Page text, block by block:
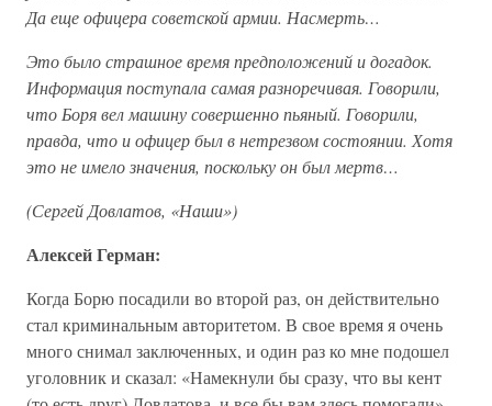
Да еще офицера советской армии. Насмерть…
Это было страшное время предположений и догадок.
Информация поступала самая разноречивая. Говорили,
что Боря вел машину совершенно пьяный. Говорили,
правда, что и офицер был в нетрезвом состоянии. Хотя
это не имело значения, поскольку он был мертв…
(Сергей Довлатов, «Наши»)
Алексей Герман:
Когда Борю посадили во второй раз, он действительно
стал криминальным авторитетом. В свое время я очень
много снимал заключенных, и один раз ко мне подошел
уголовник и сказал: «Намекнули бы сразу, что вы кент